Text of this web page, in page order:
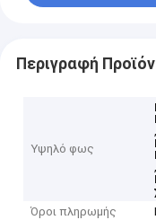
Περιγραφή
Υψηλό φως
,
,
Όροι πληρωμής